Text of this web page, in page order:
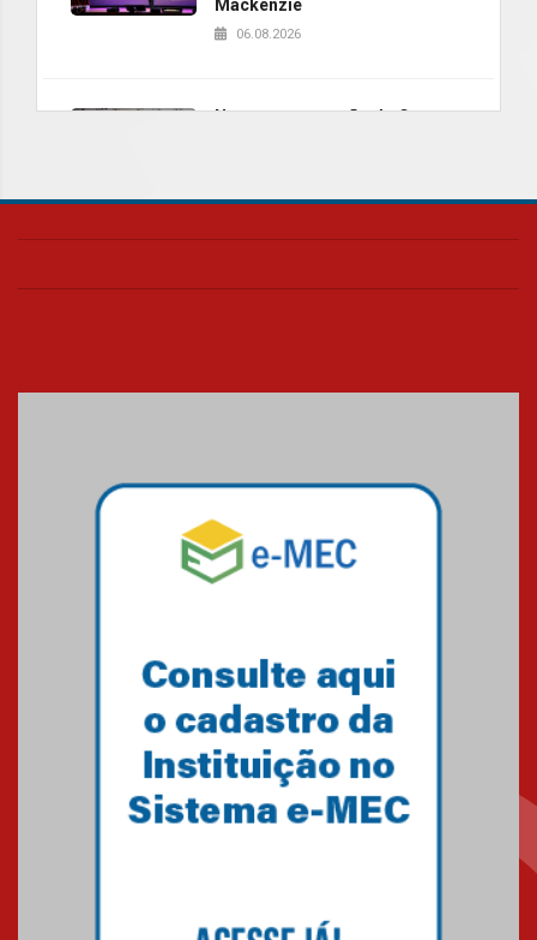
Mackenzie
06.08.2026
Nova apresentação do Centro
realizará nova edição da Feira
04.08.2026
Mackenzie recepciona os
calouros do segundo semestre
Como o Colégio Mackenzie
Brasília prepara seus
estudantes para o PAS antes
mesmo do Ensino Médio